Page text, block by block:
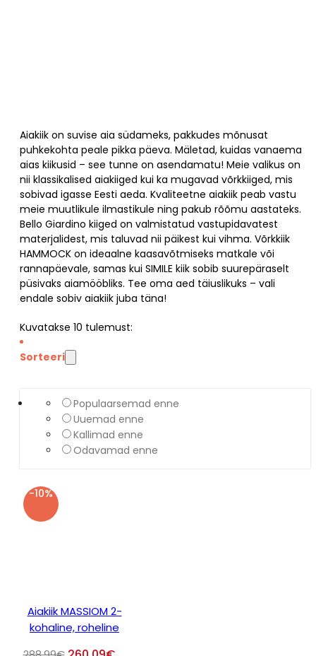
Aiakiik on suvise aia südameks, pakkudes mõnusat
puhkekohta peale pikka päeva. Mäletad, kuidas vanaema
aias kiikusid – see tunne on asendamatu! Meie valikus on
nii klassikalised aiakiiged kui ka mugavad võrkkiiged, mis
sobivad igasse Eesti aeda. Kvaliteetne aiakiik peab vastu
meie muutlikule ilmastikule ning pakub rõõmu aastateks.
Bello Giardino kiiged on valmistatud vastupidavatest
materjalidest, mis taluvad nii päikest kui vihma. Võrkkiik
HAMMOCK on ideaalne kaasavõtmiseks matkale või
rannapäevale, samas kui SIMILE kiik sobib suurepäraselt
püsivaks aiamööbliks. Tee oma aed täiuslikuks – vali
endale sobiv aiakiik juba täna!
Kuvatakse 10 tulemust:
Sorteeri
Populaarsemad enne
Uuemad enne
Kallimad enne
Odavamad enne
-10%
Aiakiik MASSIOM 2-
kohaline, roheline